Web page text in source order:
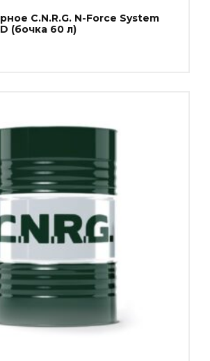
C.N.R.G. N-Force System
(бочка 60 л)